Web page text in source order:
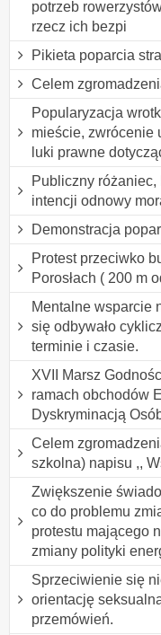
potrzeb
rzecz ich bezpi
Pikieta poparcia
Celem
Popularyzacja
mieście, zwrócenie
luki prawne
Publiczny
intencji odnowy
Demonstracja
Protest przeciwko
Porosłach ( 200 m
Mentalne wsparcie
się odbywało
terminie i czasie.
XVII Marsz
ramach obchodów
Dyskryminacją
Celem
szkolna) napisu ,,
Zwiększenie
co do problemu
protestu mającego
zmiany polityki
Sprzeciwienie się
orientację
przemówień.